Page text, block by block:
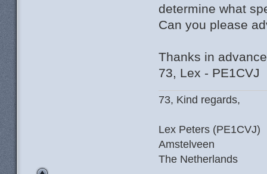
determine what
Can you please
Thanks in
73, Lex - PE1CVJ
73, Kind regards,
Lex Peters (PE1CVJ)
Amstelveen
The Netherlands